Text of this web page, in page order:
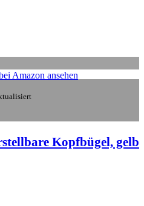
Amazon ansehen
Kopfbügel, gelb